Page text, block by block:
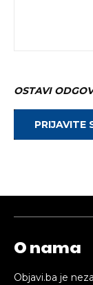
OSTAVI
PRIJAVITE
O nama
Objavi.ba je